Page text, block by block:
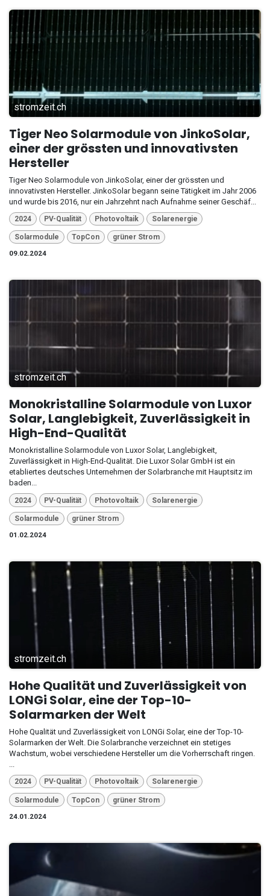
stromzeit.ch
Tiger Neo Solarmodule von JinkoSolar,
einer der grössten und innovativsten
Hersteller
Tiger Neo Solarmodule von JinkoSolar, einer der grössten und
innovativsten Hersteller. JinkoSolar begann seine Tätigkeit im Jahr 2006
und wurde bis 2016, nur ein Jahrzehnt nach Aufnahme seiner Geschäf...
2024 PV-Qualität Photovoltaik Solarenergie
Solarmodule TopCon
grüner Strom
09.02.2024
stromzeit.ch
Monokristalline Solarmodule von Luxor
Solar, Langlebigkeit, Zuverlässigkeit in
High-End-Qualität
Monokristalline Solarmodule von Luxor Solar, Langlebigkeit,
Zuverlässigkeit in High-End-Qualität. Die Luxor Solar GmbH ist ein
etabliertes deutsches Unternehmen der Solarbranche mit Hauptsitz im
baden...
2024 PV-Qualität Photovoltaik Solarenergie
Solarmodule
grüner Strom
01.02.2024
stromzeit.ch
Hohe Qualität und Zuverlässigkeit von
LONGi Solar, eine der Top-10-
Solarmarken der Welt
Hohe Qualität und Zuverlässigkeit von LONGi Solar, eine der Top-10-
Solarmarken der Welt. Die Solarbranche verzeichnet ein stetiges
Wachstum, wobei verschiedene Hersteller um die Vorherrschaft ringen.
...
2024 PV-Qualität Photovoltaik Solarenergie
Solarmodule TopCon
grüner Strom
24.01.2024